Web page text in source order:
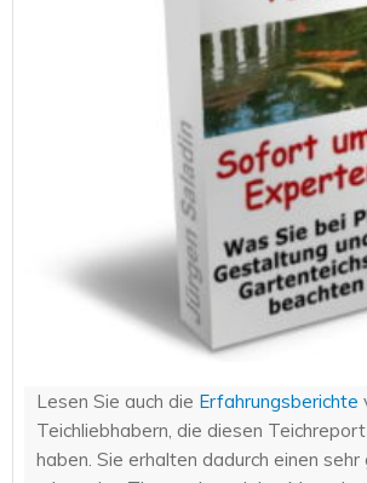
Lesen Sie auch die Erfahrungsberichte
Teichliebhabern, die diesen
haben. Sie erhalten dadurch einen sehr